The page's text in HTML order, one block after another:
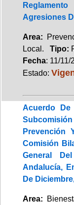
Agresiones
Area:
Local. Tipo:
Fecha: 11/11/
Estado:
Acuerdo
Prevención
Comisión
General
Andalucía,
De
Area: